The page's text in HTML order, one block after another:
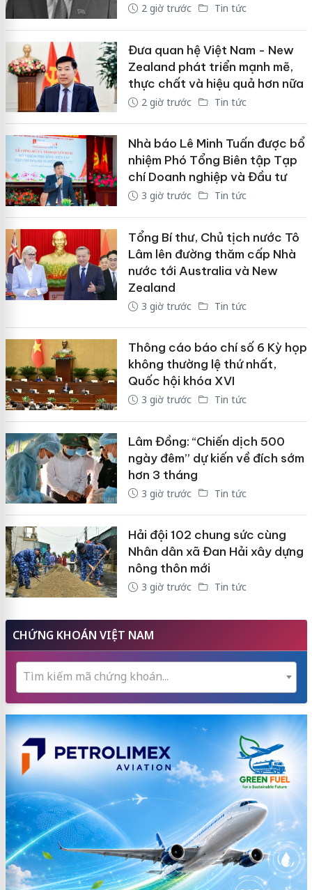
2 giờ trước Tin tức
Đưa quan hệ Việt Nam - New
Zealand phát triển mạnh mẽ,
thực chất và hiệu quả hơn nữa
2 giờ trước Tin tức
Nhà báo Lê Minh Tuấn được bổ
nhiệm Phó Tổng Biên tập Tạp
chí Doanh nghiệp và Đầu tư
3 giờ trước Tin tức
Tổng Bí thư, Chủ tịch nước Tô
Lâm lên đường thăm cấp Nhà
nước tới Australia và New
Zealand
3 giờ trước Tin tức
Thông cáo báo chí số 6 Kỳ họp
không thường lệ thứ nhất,
Quốc hội khóa XVI
3 giờ trước Tin tức
Lâm Đồng: “Chiến dịch 500
ngày đêm” dự kiến về đích sớm
hơn 3 tháng
3 giờ trước Tin tức
Hải đội 102 chung sức cùng
Nhân dân xã Đan Hải xây dựng
nông thôn mới
3 giờ trước Tin tức
CHỨNG KHOÁN VIỆT NAM
Tìm kiếm mã chứng khoán...